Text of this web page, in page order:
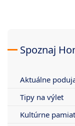
Spoznaj
Aktuálne
Tipy na výlet
Kultúrne